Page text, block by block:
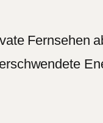
Fernsehen